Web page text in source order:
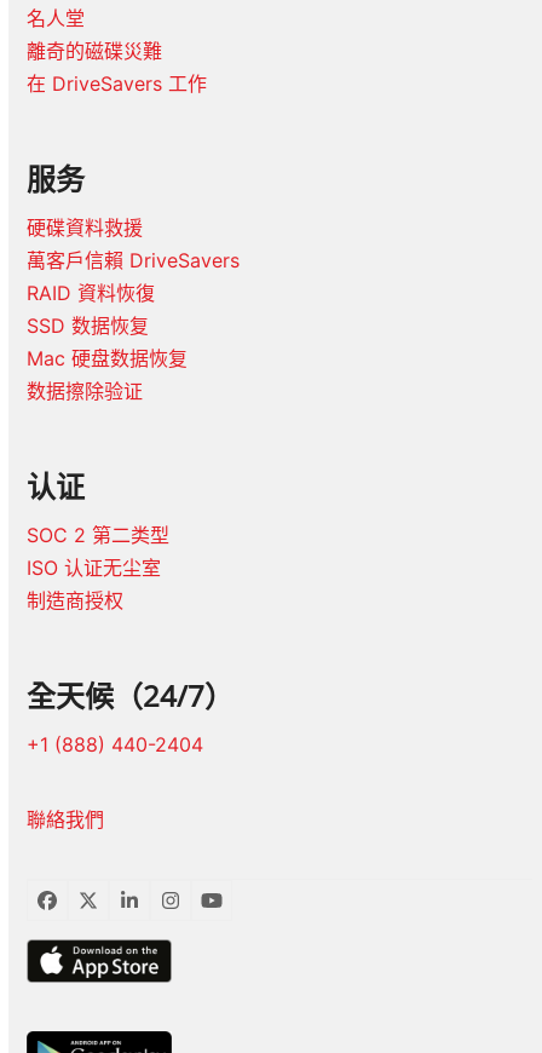
名人堂
離奇的磁碟災難
在 DriveSavers 工作
服务
硬碟資料救援
萬客戶信賴 DriveSavers
RAID 資料恢復
SSD 数据恢复
Mac 硬盘数据恢复
数据擦除验证
认证
SOC 2 第二类型
ISO 认证无尘室
制造商授权
全天候（24/7）
+1 (888) 440-2404
聯絡我們
臉
推
LinkedInInstagram
YouTube